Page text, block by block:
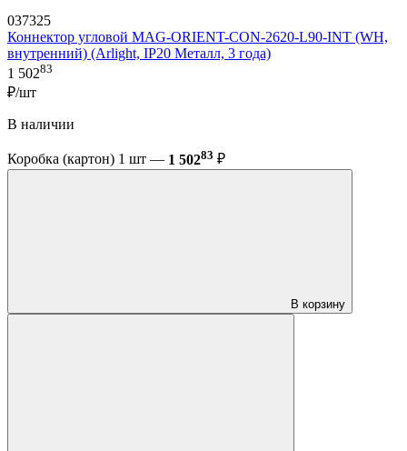
037325
Коннектор угловой MAG-ORIENT-CON-2620-L90-INT (WH,
внутренний) (Arlight, IP20 Металл, 3 года)
1 50283
₽/шт
В наличии
Коробка (картон) 1 шт — 1 50283 ₽
В корзину